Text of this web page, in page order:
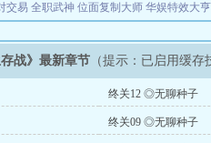
交易 全职武神 位面复制大师 华娱特效大亨
存战》最新章节 （提示：已启用缓
终关12 ◎无聊种子
终关09 ◎无聊种子